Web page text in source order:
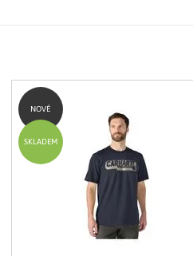
NOVÉ
SKLADEM